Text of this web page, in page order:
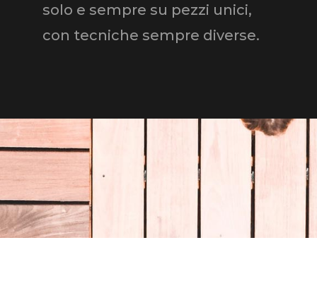
solo e sempre su pezzi unici,
con tecniche sempre diverse.